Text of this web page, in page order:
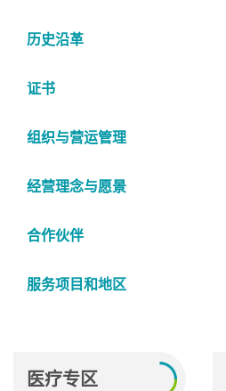
历史沿革
证书
组织与营运管理
经营理念与愿景
合作伙伴
服务项目和地区
医疗专区